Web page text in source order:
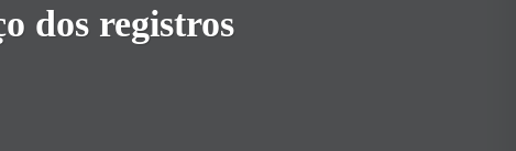
dos registros